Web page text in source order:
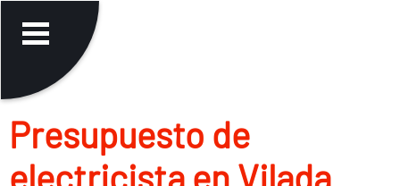
Presupuesto de
electricista en Vilada